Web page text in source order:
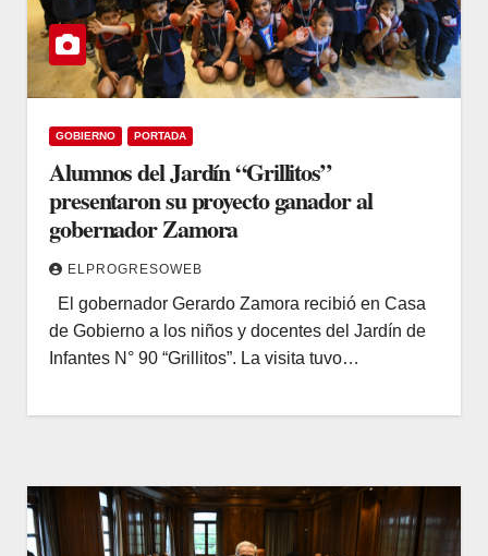
GOBIERNO PORTADA
Alumnos del Jardín “Grillitos”
presentaron su proyecto ganador al
gobernador Zamora
ELPROGRESOWEB
El gobernador Gerardo Zamora recibió en Casa
de Gobierno a los niños y docentes del Jardín de
Infantes N° 90 “Grillitos”. La visita tuvo…